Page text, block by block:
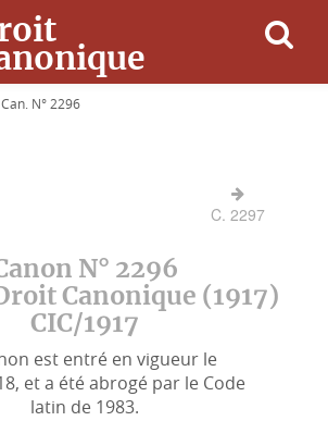
Can. N° 2296
C. 2297
N° 2296
Canonique (1917)
CIC/1917
est entré en vigueur le
et a été abrogé par le Code
latin de 1983.